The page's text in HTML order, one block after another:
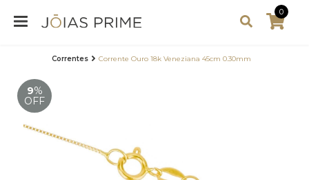
0
Correntes Corrente Ouro 18k Veneziana 45cm 0.30mm
9%
OFF